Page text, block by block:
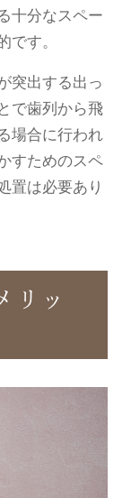
十分なスペー
す。
突出する出っ
で歯列から飛
場合に行われ
すためのスペ
置は必要あり
リッ